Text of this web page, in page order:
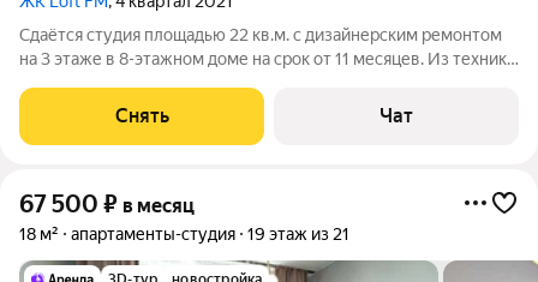
Сдаётся студия площадью 22 кв.м. с дизайнерским ремонтом
на 3 этаже в 8-этажном доме на срок от 11 месяцев. Из техники
Микроволновка Дом - кирпичный, окна выходят во двор. Есть
консьерж. В подъезде
Снять Чат
67 500 ₽ в месяц
18 м² апартаменты-студия 19 этаж из 21